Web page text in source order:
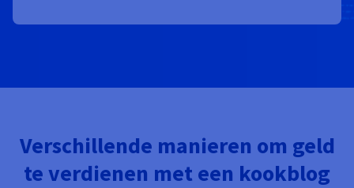
Verschillende manieren om geld
te verdienen met een kookblog